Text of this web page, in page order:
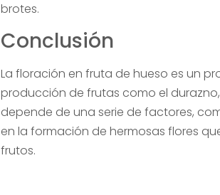
brotes.
Conclusión
La floración en fruta de hueso es un
producción de frutas como el
depende de una serie de factores,
en la formación de hermosas flores
frutos.